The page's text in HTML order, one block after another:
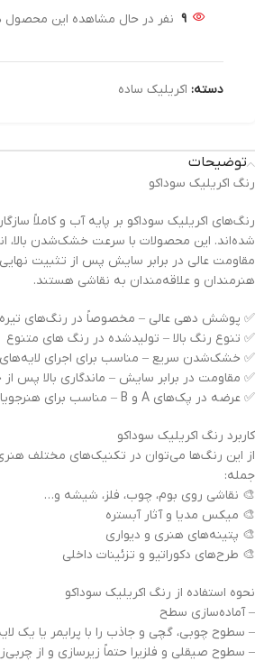
9 نفر در حال مشاهده این
دسته: اکریلیک ساده
توضیحات
رنگ اکریلیک سوداکو
رنگ‌های اکریلیک سوداکو بر پایه آب و کاملاً
شده‌اند. این محصولات با سرعت خشک‌شدن بالا،
مقاومت عالی در برابر سایش پس از تثبیت نهایی،
هنرمندان و علاقه‌مندان به نقاشی هستند.
✅ پوشش دهی عالی – مخصوصاً در رنگ‌های تیره
✅ تنوع رنگ بالا – تولیدشده در رنگ های متنوع
✅ خشک‌شدن سریع – مناسب برای اجرای
✅ مقاومت در برابر سایش – ماندگاری بالا پس
✅ عرضه در پک‌های A و B – مناسب برای هنرجویان و حرفه‌ای‌ها
کاربرد رنگ اکریلیک سوداکو
از این رنگ‌ها می‌توان در تکنیک‌های مختلف هنری
جمله:
🎨 نقاشی روی بوم، چوب، فلز، شیشه و…
🎨 میکس مدیا و آثار آبستره
🎨 پتینه‌های هنری و دیواری
🎨 طرح‌های دکوراتیو و تزئینات داخلی
نحوه استفاده از رنگ اکریلیک سوداکو
– آماده‌سازی سطح
– سطوح چوبی، گچی و جاذب را با پرایمر یا یک
– سطوح صیقلی و فلزیرا حتماً زیرسازی و از